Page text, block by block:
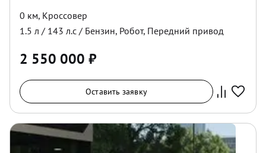
0 км, Кроссовер
1.5 л / 143 л.с / Бензин, Робот, Передний привод
2 550 000 ₽
Оставить заявку